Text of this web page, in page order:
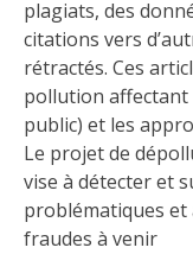
plagiats, des
citations vers
rétractés. Ces
pollution affectant
public) et les
Le projet de
vise à détecter et
problématiques et
fraudes à venir